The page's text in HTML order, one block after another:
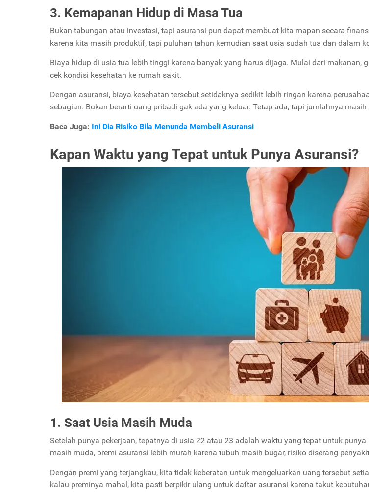
3. Kemapanan Hidup di Masa Tua
Bukan tabungan atau investasi, tapi asuransi pun dapat membuat kita mapan secara
karena kita masih produktif, tapi puluhan tahun kemudian saat usia sudah tua dan dalam
Biaya hidup di usia tua lebih tinggi karena banyak yang harus dijaga. Mulai dari makanan,
cek kondisi kesehatan ke rumah sakit.
Dengan asuransi, biaya kesehatan tersebut setidaknya sedikit lebih ringan karena
sebagian. Bukan berarti uang pribadi gak ada yang keluar. Tetap ada, tapi jumlahnya
Baca Juga: Ini Dia Risiko Bila Menunda Membeli Asuransi
Kapan Waktu yang Tepat untuk Punya Asuransi?
1. Saat Usia Masih Muda
Setelah punya pekerjaan, tepatnya di usia 22 atau 23 adalah waktu yang tepat untuk
masih muda, premi asuransi lebih murah karena tubuh masih bugar, risiko diserang
Dengan premi yang terjangkau, kita tidak keberatan untuk mengeluarkan uang tersebut
kalau preminya mahal, kita pasti berpikir ulang untuk daftar asuransi karena takut